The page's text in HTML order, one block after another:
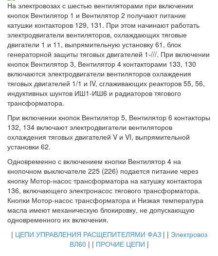
На электровозах с шестью вентиляторами при включении
кнопок Вентилятор 1 и Вентилятор 2 получают питание
катушки контакторов 129, 131. При этом начинают работать
электродвигатели вентиляторов, охлаждающих тяговые
двигатели 1 и 11, выпрямительную установку 61, блок
генераторной защиты тяговых двигателей 1-///. При включении
кнопок Вентилятор 3, Вентилятор 4 контакторами 133, 130
включаются электродвигатели вентиляторов охлаждения
тяговых двигателей 1/1 и IV, сглаживающих реакторов 55, 56,
индуктивных шунтов ИШ1-ИШ6 и радиаторов тягового
трансформатора.
При включении кнопок Вентилятор 5, Вентилятор 6 контакторы
132, 134 включают электродвигатели вентиляторов
охлаждения тяговых двигателей V и VI, выпрямительной
установки 62.
Одновременно с включением кнопки Вентилятор 4 на
кнопочном выключателе 225 (226) подается питание через
кнопку Мотор-насос трансформатора на катушку контактора
136, включающего электронасос тягового трансформатора.
Кнопки Мотор-насос трансформатора и Низкая температура
масла имеют механическую блокировку, не допускающую
одновременного их включения.
| ЦЕПИ УПРАВЛЕНИЯ РАСЩЕПИТЕЛЯМИ ФАЗ| | Электровоз
ВЛ60 | | ПРОЧИЕ ЦЕПИ |